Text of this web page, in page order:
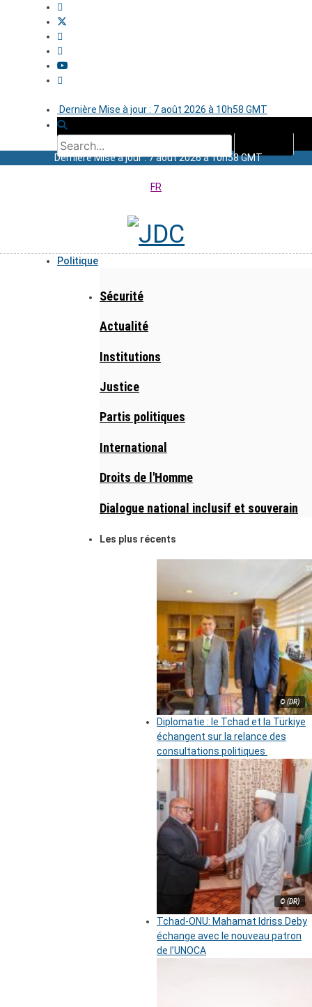
Dernière Mise à jour : 7 août 2026 à 10h58 GMT
Dernière Mise à jour : 7 août 2026 à 10h58 GMT
FR
Politique
Sécurité
Actualité
Institutions
Justice
Partis politiques
International
Droits de l'Homme
Dialogue national inclusif et souverain
Les plus récents
© (DR)
Diplomatie : le Tchad et la Türkiye
échangent sur la relance des
consultations politiques
© (DR)
Tchad-ONU: Mahamat Idriss Deby
échange avec le nouveau patron
de l’UNOCA